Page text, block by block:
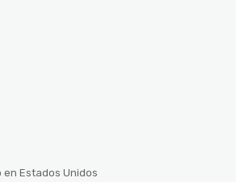
en Estados Unidos